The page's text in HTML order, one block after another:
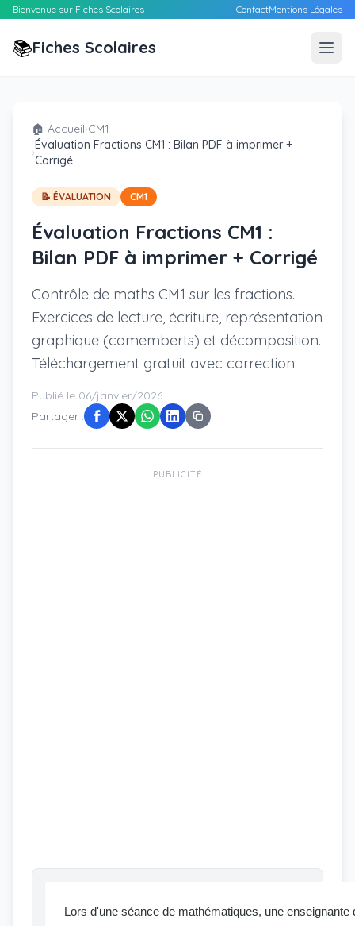
Bienvenue sur Fiches Scolaires ContactMentions Légales
📚Fiches Scolaires
🏠 Accueil›CM1
›
Évaluation Fractions CM1 : Bilan PDF à imprimer +
Corrigé
📝 ÉVALUATION CM1
Évaluation Fractions CM1 :
Bilan PDF à imprimer + Corrigé
Contrôle de maths CM1 sur les fractions.
Exercices de lecture, écriture, représentation
graphique (camemberts) et décomposition.
Téléchargement gratuit avec correction.
Publié le 06/janvier/2026
Partager :
PUBLICITÉ
Lors d'une séance de mathématiques, une